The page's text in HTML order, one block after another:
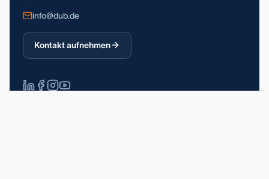
info@dub.de
Kontakt aufnehmen